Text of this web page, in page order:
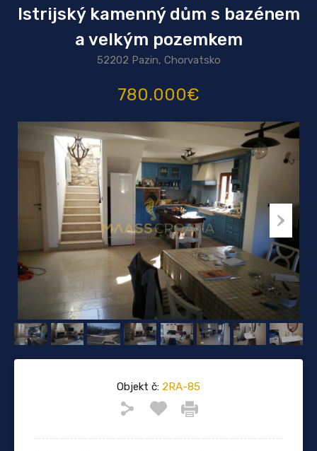
Istrijský kamenný dům s bazénem
a velkým pozemkem
52202 Pazin, Chorvatsko
780.000€
Objekt č: 2RA-85